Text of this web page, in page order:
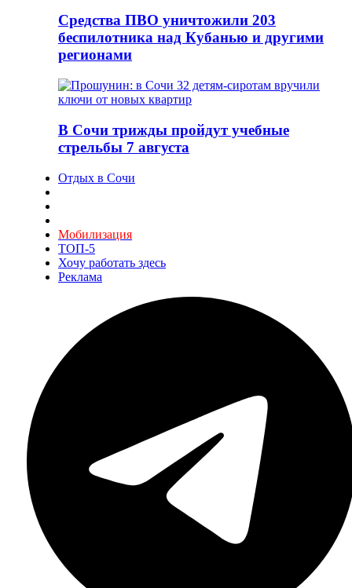
Средства ПВО уничтожили 203
беспилотника над Кубанью и другими
регионами
В Сочи трижды пройдут учебные
стрельбы 7 августа
Отдых в Сочи
Мобилизация
ТОП-5
Хочу работать здесь
Реклама